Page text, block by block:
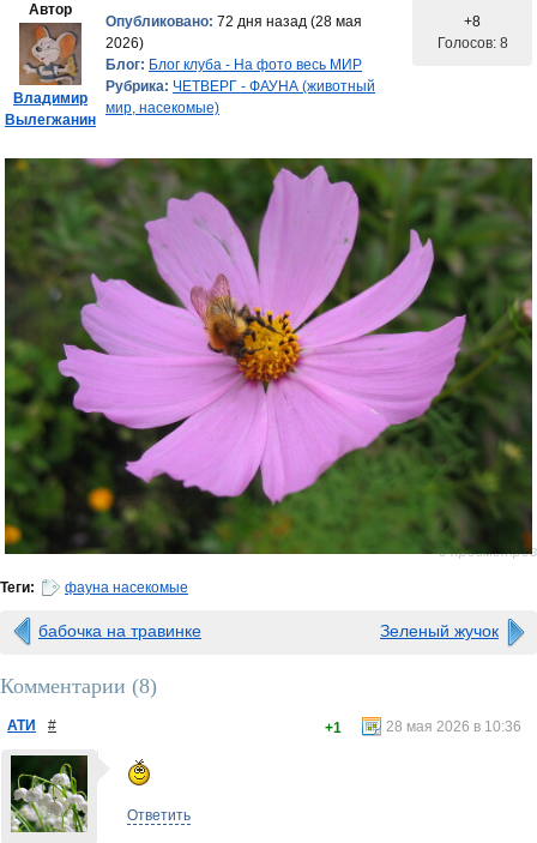
Автор
Владимир
Вылегжанин
Опубликовано: 72 дня назад (28 мая
2026)
Блог: Блог клуба - На фото весь МИР
Рубрика: ЧЕТВЕРГ - ФАУНА (животный
мир, насекомые)
+8
Голосов: 8
0 просмотров
Теги: фауна насекомые
бабочка на травинке Зеленый жучок
Комментарии (8)
АТИ # 28 мая 2026 в 10:36
+1
Ответить